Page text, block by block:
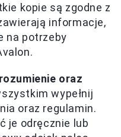
kopie są zgodne z
informacje,
na potrzeby
oraz
wypełnij
oraz regulamin.
je odręcznie lub